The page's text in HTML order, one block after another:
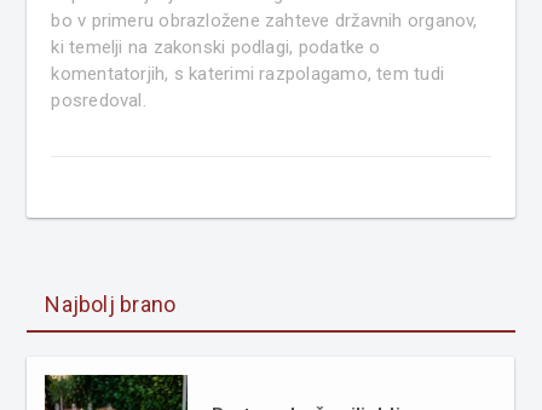
bo v primeru obrazložene zahteve državnih organov,
ki temelji na zakonski podlagi, podatke o
komentatorjih, s katerimi razpolagamo, tem tudi
posredoval.
Najbolj brano